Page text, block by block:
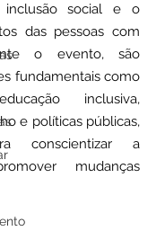
inclusão social e o
das pessoas com
o evento, são
fundamentais como
inclusiva,
e políticas públicas,
conscientizar a
mudanças